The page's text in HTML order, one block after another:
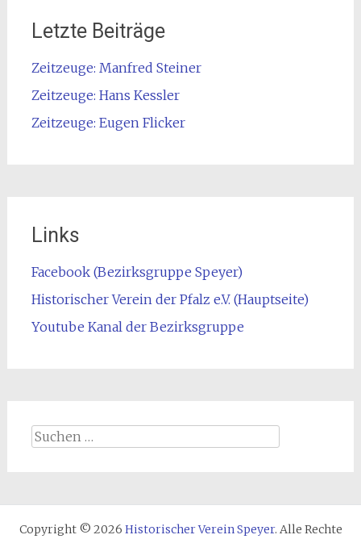
Letzte Beiträge
Zeitzeuge: Manfred Steiner
Zeitzeuge: Hans Kessler
Zeitzeuge: Eugen Flicker
Links
Facebook (Bezirksgruppe Speyer)
Historischer Verein der Pfalz e.V. (Hauptseite)
Youtube Kanal der Bezirksgruppe
Suchen
Copyright © 2026 Historischer Verein Speyer. Alle Rechte